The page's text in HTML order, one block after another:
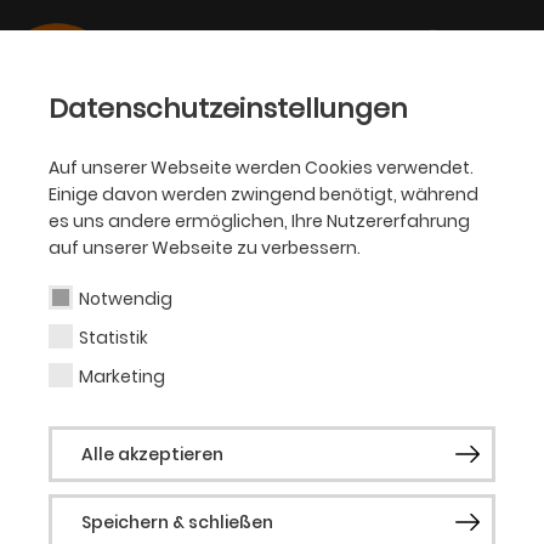
Datenschutzeinstellungen
Auf unserer Webseite werden Cookies verwendet.
Einige davon werden zwingend benötigt, während
es uns andere ermöglichen, Ihre Nutzererfahrung
auf unserer Webseite zu verbessern.
Notwendig
Statistik
Marketing
Alle akzeptieren
Speichern & schließen
OPER
Hilary Summers
Gast Oper
Die in Wales geborene Hilary Summers hat
einen herausragenden Namen als
Barockinterpretin und arbeitet regelmäßig
mit Barock-Spezialisten wie Paul